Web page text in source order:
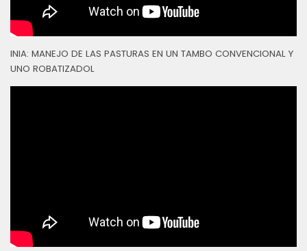
INIA: MANEJO DE LAS PASTURAS EN UN TAMBO CONVENCIONAL Y
UNO ROBATIZADOL